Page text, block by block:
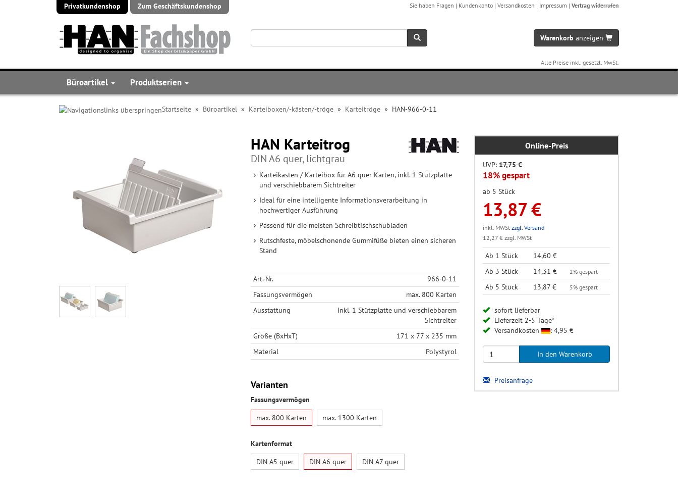
Privatkundenshop Zum Geschäftskundenshop Sie haben Fragen | Kundenkonto | Versandkosten | Impressum | Vertrag widerrufen
Warenkorb anzeigen
Alle Preise inkl. gesetzl. MwSt.
Büroartikel Produktserien
Startseite » Büroartikel » Karteiboxen/-kästen/-tröge » Karteitröge » HAN-966-0-11
HAN Karteitrog
DIN A6 quer, lichtgrau
Karteikasten / Karteibox für A6 quer Karten, inkl. 1 Stützplatte
und verschiebbarem Sichtreiter
Ideal für eine intelligente Informationsverarbeitung in
hochwertiger Ausführung
Passend für die meisten Schreibtischschubladen
Rutschfeste, möbelschonende Gummifüße bieten einen sicheren
Stand
Art.-Nr.
966-0-11
Fassungsvermögen
max. 800 Karten
Ausstattung
Inkl. 1 Stützplatte und verschiebbarem
Sichtreiter
Größe (BxHxT)
171 x 77 x 235 mm
Material
Polystyrol
Varianten
Fassungsvermögen
max. 800 Karten
max. 1300 Karten
Kartenformat
DIN A5 quer
DIN A6 quer DIN A7 quer
Online-Preis
UVP:17,75 €
18% gespart
ab 5 Stück
13,87 €
inkl. MWStzzgl. Versand
12,27 € zzgl. MWSt
Ab 1 Stück
14,60 €
Ab 3 Stück
14,31 € 2% gespart
Ab 5 Stück 13,87 € 5% gespart
sofort lieferbar
Lieferzeit 2-5 Tage*
Versandkosten
: 4,95 €
Preisanfrage